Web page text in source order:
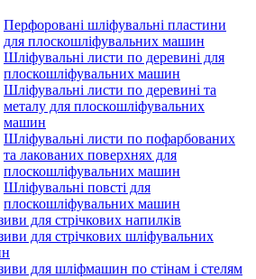
Перфоровані шліфувальні пластини
для плоскошліфувальних машин
Шліфувальні листи по деревині для
плоскошліфувальних машин
Шліфувальні листи по деревині та
металу для плоскошліфувальних
машин
Шліфувальні листи по пофарбованих
та лакованих поверхнях для
плоскошліфувальних машин
Шліфувальні повсті для
плоскошліфувальних машин
для стрічкових напилків
для стрічкових шліфувальних
для шліфмашин по стінам і стелям